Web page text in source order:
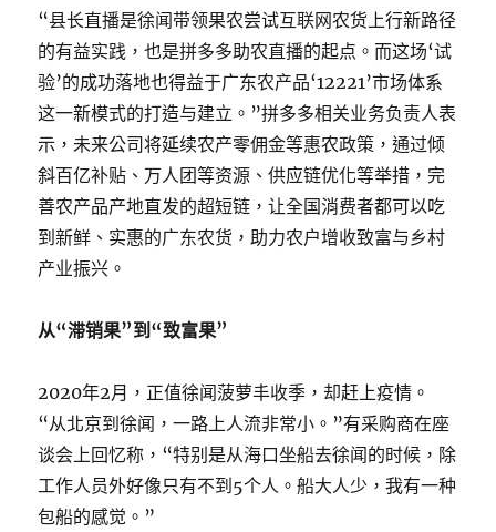
“县长直播是徐闻带领果农尝试互联网农货上行新路径
的有益实践，也是拼多多助农直播的起点。而这场‘试
验’的成功落地也得益于广东农产品‘12221’市场体系
这一新模式的打造与建立。”拼多多相关业务负责人表
示，未来公司将延续农产零佣金等惠农政策，通过倾
斜百亿补贴、万人团等资源、供应链优化等举措，完
善农产品产地直发的超短链，让全国消费者都可以吃
到新鲜、实惠的广东农货，助力农户增收致富与乡村
产业振兴。
从“滞销果”到“致富果”
2020年2月，正值徐闻菠萝丰收季，却赶上疫情。
“从北京到徐闻，一路上人流非常小。”有采购商在座
谈会上回忆称，“特别是从海口坐船去徐闻的时候，除
工作人员外好像只有不到5个人。船大人少，我有一种
包船的感觉。”